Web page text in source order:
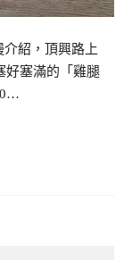
紹，頂興路上
好塞滿的「雞腿